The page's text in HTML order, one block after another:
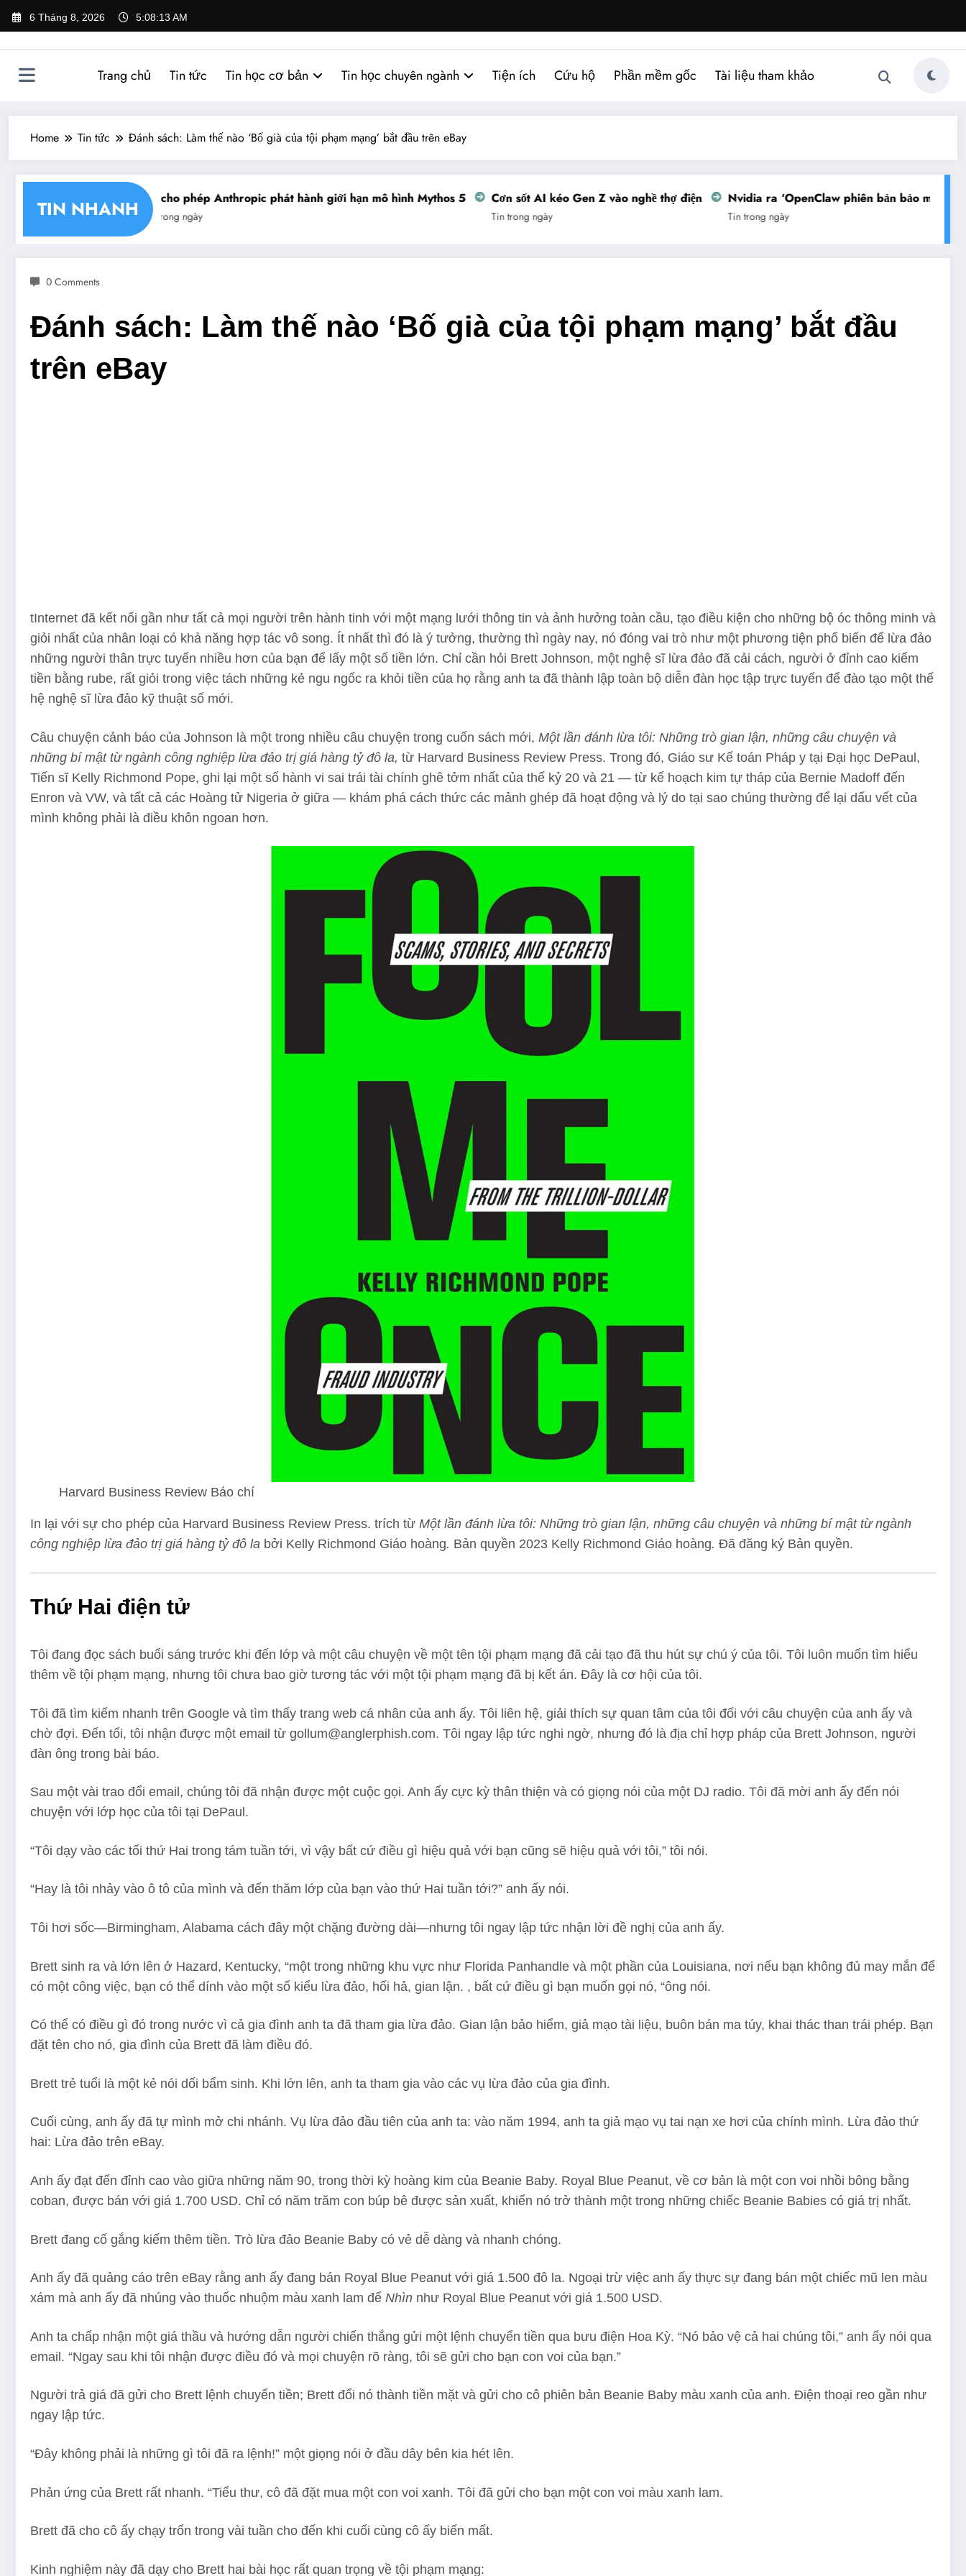
6 Tháng 8, 2026 5:08:14 AM
Trang chủ Tin tức Tin học cơ bản Tin học chuyên ngành Tiện ích Cứu hộ Phần mềm gốc Tài liệu tham khảo
Home Tin tức Đánh sách: Làm thế nào ‘Bố già của tội phạm mạng’ bắt đầu trên eBay
TIN NHANH
chéo chữ ký số Mỹ cho phép Anthropic phát hành giới hạn mô hình Mythos 5
Tin trong ngày
Cơn sốt AI kéo Gen Z vào nghề thợ điện
Tin trong ngày
Nvidia ra ‘OpenClaw phiên bản bảo mật’
Tin trong ngày
0 Comments
Đánh sách: Làm thế nào ‘Bố già của tội phạm mạng’ bắt đầu
trên eBay
tInternet đã kết nối gần như tất cả mọi người trên hành tinh với một mạng lưới thông tin và ảnh hưởng toàn cầu, tạo điều kiện cho những bộ óc thông minh và
giỏi nhất của nhân loại có khả năng hợp tác vô song. Ít nhất thì đó là ý tưởng, thường thì ngày nay, nó đóng vai trò như một phương tiện phổ biến để lừa đảo
những người thân trực tuyến nhiều hơn của bạn để lấy một số tiền lớn. Chỉ cần hỏi Brett Johnson, một nghệ sĩ lừa đảo đã cải cách, người ở đỉnh cao kiếm
tiền bằng rube, rất giỏi trong việc tách những kẻ ngu ngốc ra khỏi tiền của họ rằng anh ta đã thành lập toàn bộ diễn đàn học tập trực tuyến để đào tạo một thế
hệ nghệ sĩ lừa đảo kỹ thuật số mới.
Câu chuyện cảnh báo của Johnson là một trong nhiều câu chuyện trong cuốn sách mới, Một lần đánh lừa tôi: Những trò gian lận, những câu chuyện và
những bí mật từ ngành công nghiệp lừa đảo trị giá hàng tỷ đô la, từ Harvard Business Review Press. Trong đó, Giáo sư Kế toán Pháp y tại Đại học DePaul,
Tiến sĩ Kelly Richmond Pope, ghi lại một số hành vi sai trái tài chính ghê tởm nhất của thế kỷ 20 và 21 — từ kế hoạch kim tự tháp của Bernie Madoff đến
Enron và VW, và tất cả các Hoàng tử Nigeria ở giữa — khám phá cách thức các mảnh ghép đã hoạt động và lý do tại sao chúng thường để lại dấu vết của
mình không phải là điều khôn ngoan hơn.
Harvard Business Review Báo chí
In lại với sự cho phép của Harvard Business Review Press. trích từ Một lần đánh lừa tôi: Những trò gian lận, những câu chuyện và những bí mật từ ngành
công nghiệp lừa đảo trị giá hàng tỷ đô la bởi Kelly Richmond Giáo hoàng. Bản quyền 2023 Kelly Richmond Giáo hoàng. Đã đăng ký Bản quyền.
Thứ Hai điện tử
Tôi đang đọc sách buổi sáng trước khi đến lớp và một câu chuyện về một tên tội phạm mạng đã cải tạo đã thu hút sự chú ý của tôi. Tôi luôn muốn tìm hiểu
thêm về tội phạm mạng, nhưng tôi chưa bao giờ tương tác với một tội phạm mạng đã bị kết án. Đây là cơ hội của tôi.
Tôi đã tìm kiếm nhanh trên Google và tìm thấy trang web cá nhân của anh ấy. Tôi liên hệ, giải thích sự quan tâm của tôi đối với câu chuyện của anh ấy và
chờ đợi. Đến tối, tôi nhận được một email từ gollum@anglerphish.com. Tôi ngay lập tức nghi ngờ, nhưng đó là địa chỉ hợp pháp của Brett Johnson, người
đàn ông trong bài báo.
Sau một vài trao đổi email, chúng tôi đã nhận được một cuộc gọi. Anh ấy cực kỳ thân thiện và có giọng nói của một DJ radio. Tôi đã mời anh ấy đến nói
chuyện với lớp học của tôi tại DePaul.
“Tôi dạy vào các tối thứ Hai trong tám tuần tới, vì vậy bất cứ điều gì hiệu quả với bạn cũng sẽ hiệu quả với tôi,” tôi nói.
“Hay là tôi nhảy vào ô tô của mình và đến thăm lớp của bạn vào thứ Hai tuần tới?” anh ấy nói.
Tôi hơi sốc—Birmingham, Alabama cách đây một chặng đường dài—nhưng tôi ngay lập tức nhận lời đề nghị của anh ấy.
Brett sinh ra và lớn lên ở Hazard, Kentucky, “một trong những khu vực như Florida Panhandle và một phần của Louisiana, nơi nếu bạn không đủ may mắn để
có một công việc, bạn có thể dính vào một số kiểu lừa đảo, hối hả, gian lận. , bất cứ điều gì bạn muốn gọi nó, “ông nói.
Có thể có điều gì đó trong nước vì cả gia đình anh ta đã tham gia lừa đảo. Gian lận bảo hiểm, giả mạo tài liệu, buôn bán ma túy, khai thác than trái phép. Bạn
đặt tên cho nó, gia đình của Brett đã làm điều đó.
Brett trẻ tuổi là một kẻ nói dối bẩm sinh. Khi lớn lên, anh ta tham gia vào các vụ lừa đảo của gia đình.
Cuối cùng, anh ấy đã tự mình mở chi nhánh. Vụ lừa đảo đầu tiên của anh ta: vào năm 1994, anh ta giả mạo vụ tai nạn xe hơi của chính mình. Lừa đảo thứ
hai: Lừa đảo trên eBay.
Anh ấy đạt đến đỉnh cao vào giữa những năm 90, trong thời kỳ hoàng kim của Beanie Baby. Royal Blue Peanut, về cơ bản là một con voi nhồi bông bằng
coban, được bán với giá 1.700 USD. Chỉ có năm trăm con búp bê được sản xuất, khiến nó trở thành một trong những chiếc Beanie Babies có giá trị nhất.
Brett đang cố gắng kiếm thêm tiền. Trò lừa đảo Beanie Baby có vẻ dễ dàng và nhanh chóng.
Anh ấy đã quảng cáo trên eBay rằng anh ấy đang bán Royal Blue Peanut với giá 1.500 đô la. Ngoại trừ việc anh ấy thực sự đang bán một chiếc mũ len màu
xám mà anh ấy đã nhúng vào thuốc nhuộm màu xanh lam để Nhìn như Royal Blue Peanut với giá 1.500 USD.
Anh ta chấp nhận một giá thầu và hướng dẫn người chiến thắng gửi một lệnh chuyển tiền qua bưu điện Hoa Kỳ. “Nó bảo vệ cả hai chúng tôi,” anh ấy nói qua
email. “Ngay sau khi tôi nhận được điều đó và mọi chuyện rõ ràng, tôi sẽ gửi cho bạn con voi của bạn.”
Người trả giá đã gửi cho Brett lệnh chuyển tiền; Brett đổi nó thành tiền mặt và gửi cho cô phiên bản Beanie Baby màu xanh của anh. Điện thoại reo gần như
ngay lập tức.
“Đây không phải là những gì tôi đã ra lệnh!” một giọng nói ở đầu dây bên kia hét lên.
Phản ứng của Brett rất nhanh. “Tiểu thư, cô đã đặt mua một con voi xanh. Tôi đã gửi cho bạn một con voi màu xanh lam.
Brett đã cho cô ấy chạy trốn trong vài tuần cho đến khi cuối cùng cô ấy biến mất.
Kinh nghiệm này đã dạy cho Brett hai bài học rất quan trọng về tội phạm mạng: